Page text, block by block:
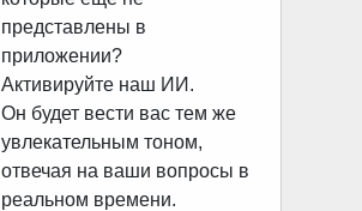
представлены в
приложении?
Активируйте наш ИИ.
Он будет вести вас тем же
увлекательным тоном,
отвечая на ваши вопросы в
реальном времени.